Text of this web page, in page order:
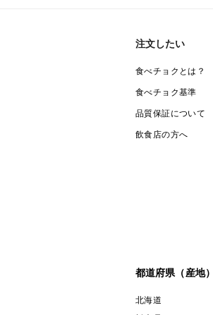
注文したい
食べチョクとは？
食べチョク基準
品質保証について
飲食店の方へ
都道府県（産地
北海道